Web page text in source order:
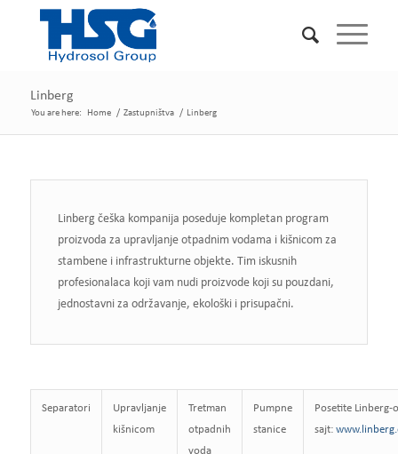
Linberg
You are here: Home / Zastupništva / Linberg
Linberg češka kompanija poseduje kompletan program
proizvoda za upravljanje otpadnim vodama i kišnicom za
stambene i infrastrukturne objekte. Tim iskusnih
profesionalaca koji vam nudi proizvode koji su pouzdani,
jednostavni za održavanje, ekološki i prisupačni.
Separatori
Upravljanje
kišnicom
Tretman
otpadnih
voda
Pumpne
stanice
Posetite Linberg-
sajt: